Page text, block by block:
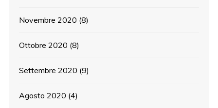
Novembre 2020 (8)
Ottobre 2020 (8)
Settembre 2020 (9)
Agosto 2020 (4)